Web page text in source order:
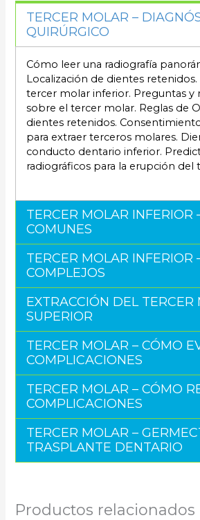
TERCER MOLAR –
QUIRÚRGICO
Cómo leer una radiografía
Localización de dientes
tercer molar inferior. Preguntas y
sobre el tercer molar. Reglas de
dientes retenidos.
para extraer terceros molares.
conducto dentario inferior.
radiográficos para la erupción del
TERCER MOLAR INFERIOR
COMUNES
TERCER MOLAR INFERIOR
COMPLEJOS
EXTRACCIÓN DEL TERCER
SUPERIOR
TERCER MOLAR – CÓMO
COMPLICACIONES
TERCER MOLAR – CÓMO
COMPLICACIONES
TERCER MOLAR –
TRASPLANTE DENTARIO
Productos relacionados